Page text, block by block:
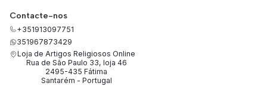
Contacte-nos
+351913097751
351967873429
Loja de Artigos Religiosos Online
Rua de São Paulo 33, loja 46
2495-435 Fátima
Santarém - Portugal